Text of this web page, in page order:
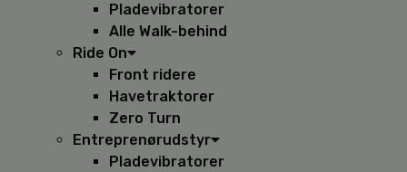
Pladevibratorer
Alle Walk-behind
Ride On
Front ridere
Havetraktorer
Zero Turn
Entreprenørudstyr
Pladevibratorer